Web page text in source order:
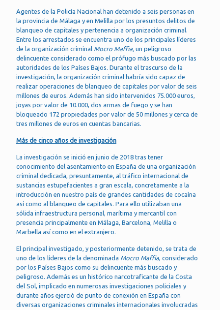
Agentes de la Policía Nacional han detenido a seis personas en
la provincia de Málaga y en Melilla por los presuntos delitos de
blanqueo de capitales y pertenencia a organización criminal.
Entre los arrestados se encuentra uno de los principales líderes
de la organización criminal Mocro Maffia, un peligroso
delincuente considerado como el prófugo más buscado por las
autoridades de los Países Bajos. Durante el trascurso de la
investigación, la organización criminal habría sido capaz de
realizar operaciones de blanqueo de capitales por valor de seis
millones de euros. Además han sido intervenidos 75.000 euros,
joyas por valor de 10.000, dos armas de fuego y se han
bloqueado 172 propiedades por valor de 50 millones y cerca de
tres millones de euros en cuentas bancarias.
Más de cinco años de investigación
La investigación se inició en junio de 2018 tras tener
conocimiento del asentamiento en España de una organización
criminal dedicada, presuntamente, al tráfico internacional de
sustancias estupefacientes a gran escala, concretamente a la
introducción en nuestro país de grandes cantidades de cocaína
así como al blanqueo de capitales. Para ello utilizaban una
sólida infraestructura personal, marítima y mercantil con
presencia principalmente en Málaga, Barcelona, Melilla o
Marbella así como en el extranjero.
El principal investigado, y posteriormente detenido, se trata de
uno de los líderes de la denominada Mocro Maffia, considerado
por los Países Bajos como su delincuente más buscado y
peligroso. Además es un histórico narcotraficante de la Costa
del Sol, implicado en numerosas investigaciones policiales y
durante años ejerció de punto de conexión en España con
diversas organizaciones criminales internacionales involucradas